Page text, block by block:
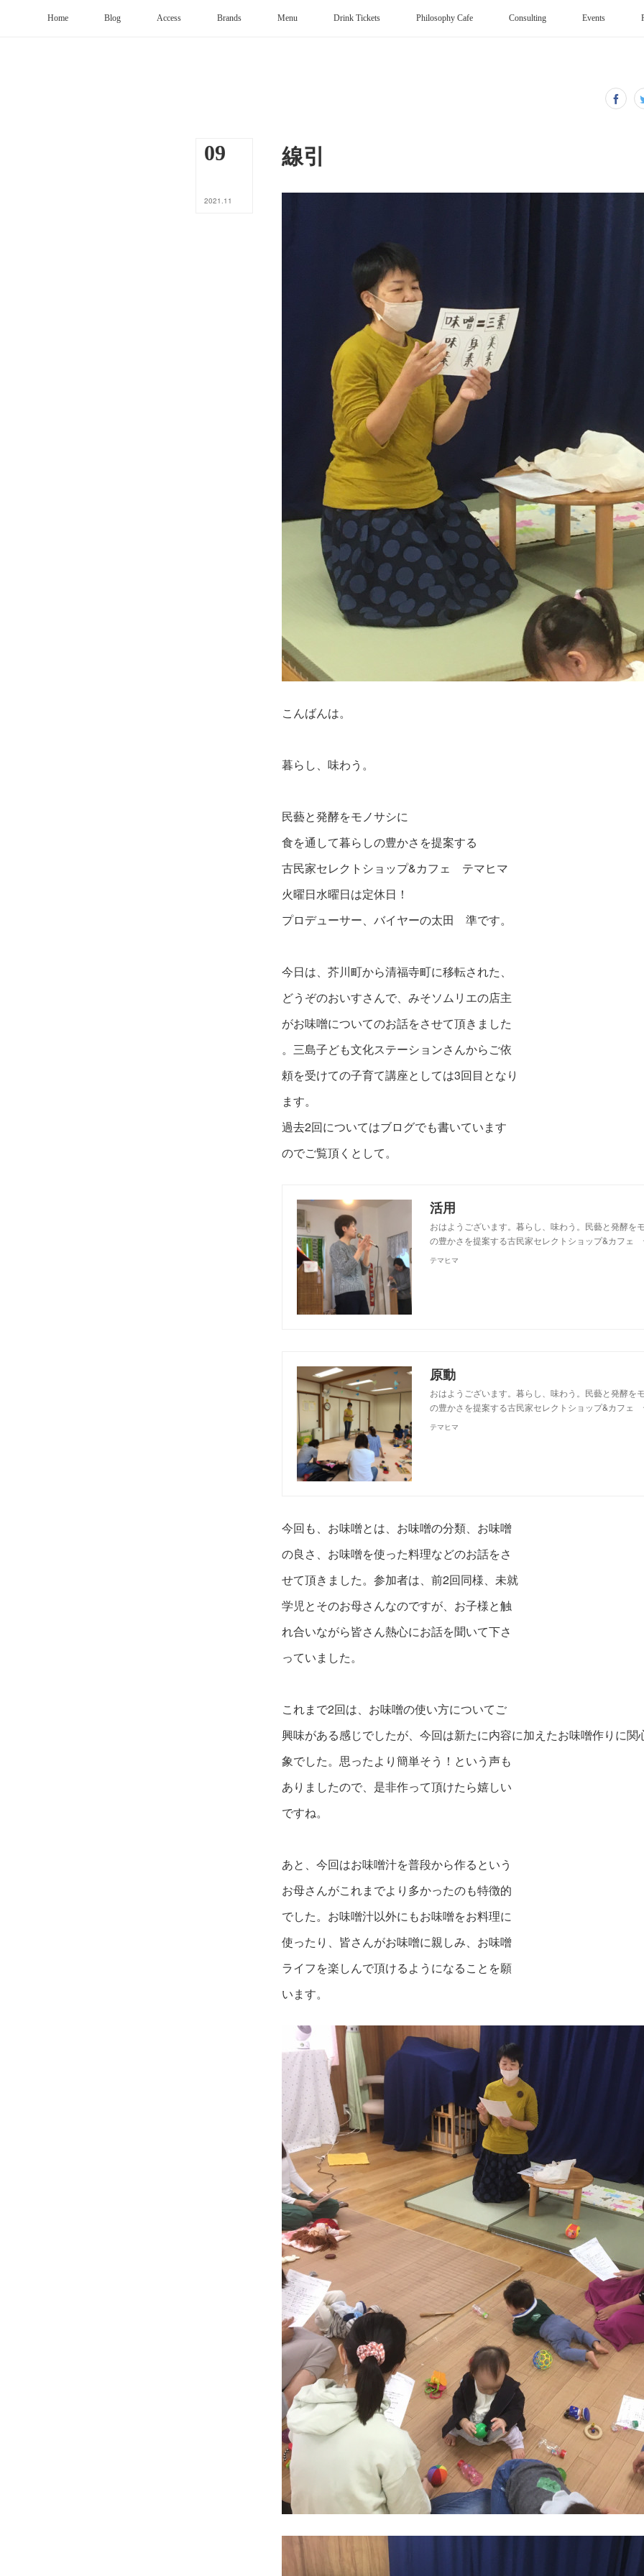
Home Blog Access Brands Menu Drink Tickets Philosophy Cafe Consulting Events
09
2021 .11
線引
こんばんは。
暮らし、味わう。
民藝と発酵をモノサシに
食を通して暮らしの豊かさを提案する
古民家セレクトショップ&カフェ テマヒマ
火曜日水曜日は定休日！
プロデューサー、バイヤーの太田 準です。
今日は、芥川町から清福寺町に移転された、
どうぞのおいすさんで、みそソムリエの店主
がお味噌についてのお話をさせて頂きました
。三島子ども文化ステーションさんからご依
頼を受けての子育て講座としては3回目となり
ます。
過去2回についてはブログでも書いています
のでご覧頂くとして。
活用
おはようございます。暮らし、味わう。民藝と発酵を
の豊かさを提案する古民家セレクトショップ&カフェ
テマヒマ
原動
おはようございます。暮らし、味わう。民藝と発酵を
の豊かさを提案する古民家セレクトショップ&カフェ
テマヒマ
今回も、お味噌とは、お味噌の分類、お味噌
の良さ、お味噌を使った料理などのお話をさ
せて頂きました。参加者は、 前2回同様、未就
学児とそのお母さんなのですが、お子様と触
れ合いながら皆さん熱心にお話を聞いて下さ
っていました。
これまで2回は、お味噌の使い方についてご
興味がある感じでしたが、今回は新たに内容に加えたお味噌作りに関
象でした。思ったより簡単そう！という声も
ありましたので、是非作って頂けたら嬉しい
ですね。
あと、今回はお味噌汁を普段から作るという
お母さんがこれまでより多かったのも特徴的
でした。お味噌汁以外にもお味噌をお料理に
使ったり、皆さんがお味噌に親しみ、お味噌
ライフを楽しんで頂けるようになることを願
います。